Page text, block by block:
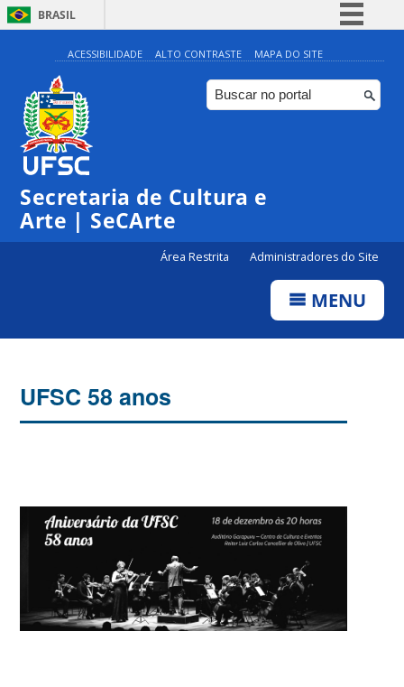
BRASIL
Simplifique!
Comunica BR
Participe
ACESSIBILIDADE ALTO CONTRASTE MAPA DO SITE
Secretaria de Cultura e
Arte | SeCArte
Área Restrita Administradores do Site
MENU
UFSC 58 anos